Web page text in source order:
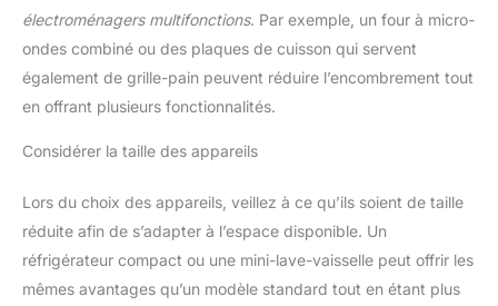
électroménagers multifonctions. Par exemple, un four à micro-
ondes combiné ou des plaques de cuisson qui servent
également de grille-pain peuvent réduire l’encombrement tout
en offrant plusieurs fonctionnalités.
Considérer la taille des appareils
Lors du choix des appareils, veillez à ce qu’ils soient de taille
réduite afin de s’adapter à l’espace disponible. Un
réfrigérateur compact ou une mini-lave-vaisselle peut offrir les
mêmes avantages qu’un modèle standard tout en étant plus